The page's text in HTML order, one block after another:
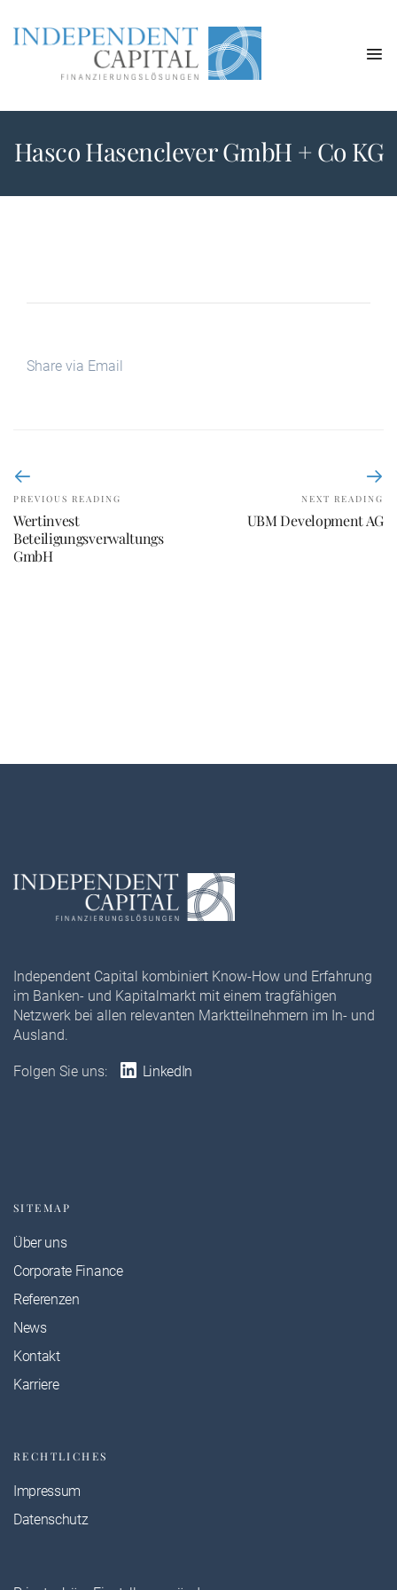
Hasco Hasenclever GmbH + Co KG
Share via Email
PREVIOUS READING
Wertinvest
Beteiligungsverwaltungs
GmbH
NEXT READING
UBM Development AG
Independent Capital kombiniert Know-How und Erfahrung
im Banken- und Kapitalmarkt mit einem tragfähigen
Netzwerk bei allen relevanten Marktteilnehmern im In- und
Ausland.
Folgen Sie uns: LinkedIn
SITEMAP
Über uns
Corporate Finance
Referenzen
News
Kontakt
Karriere
RECHTLICHES
Impressum
Datenschutz